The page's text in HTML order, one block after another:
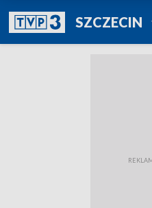
SZCZECIN
TVP